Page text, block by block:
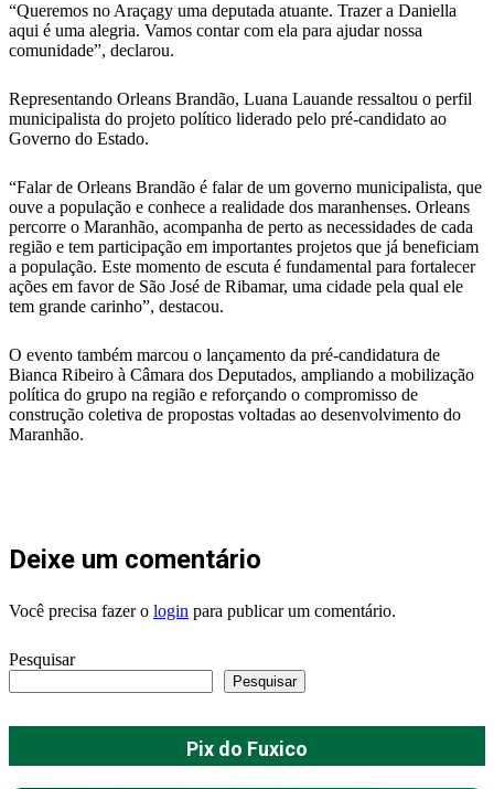
“Queremos no Araçagy uma deputada atuante. Trazer a Daniella
aqui é uma alegria. Vamos contar com ela para ajudar nossa
comunidade”, declarou.
Representando Orleans Brandão, Luana Lauande ressaltou o perfil
municipalista do projeto político liderado pelo pré-candidato ao
Governo do Estado.
“Falar de Orleans Brandão é falar de um governo municipalista, que
ouve a população e conhece a realidade dos maranhenses. Orleans
percorre o Maranhão, acompanha de perto as necessidades de cada
região e tem participação em importantes projetos que já beneficiam
a população. Este momento de escuta é fundamental para fortalecer
ações em favor de São José de Ribamar, uma cidade pela qual ele
tem grande carinho”, destacou.
O evento também marcou o lançamento da pré-candidatura de
Bianca Ribeiro à Câmara dos Deputados, ampliando a mobilização
política do grupo na região e reforçando o compromisso de
construção coletiva de propostas voltadas ao desenvolvimento do
Maranhão.
Deixe um comentário
Você precisa fazer o login para publicar um comentário.
Pesquisar
Pesquisar
Pix do Fuxico